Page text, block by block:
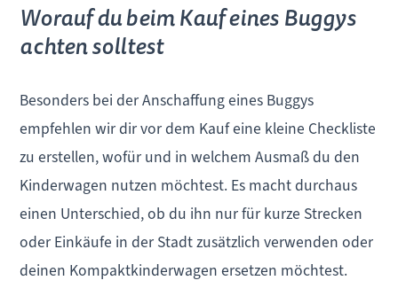
Worauf du beim Kauf eines Buggys
achten solltest
Besonders bei der Anschaffung eines Buggys
empfehlen wir dir vor dem Kauf eine kleine Checkliste
zu erstellen, wofür und in welchem Ausmaß du den
Kinderwagen nutzen möchtest. Es macht durchaus
einen Unterschied, ob du ihn nur für kurze Strecken
oder Einkäufe in der Stadt zusätzlich verwenden oder
deinen Kompaktkinderwagen ersetzen möchtest.